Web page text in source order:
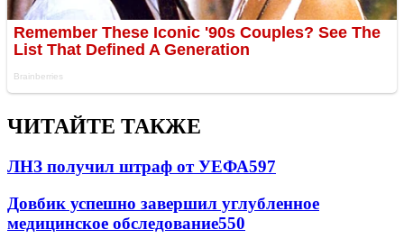
ЧИТАЙТЕ ТАКЖЕ
ЛНЗ получил штраф от УЕФА597
Довбик успешно завершил углубленное
медицинское обследование550